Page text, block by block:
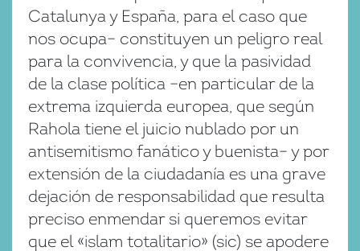
Catalunya y España, para el caso que
nos ocupa– constituyen un peligro real
para la convivencia, y que la pasividad
de la clase política –en particular de la
extrema izquierda europea, que según
Rahola tiene el juicio nublado por un
antisemitismo fanático y buenista– y por
extensión de la ciudadanía es una grave
dejación de responsabilidad que resulta
preciso enmendar si queremos evitar
que el «islam totalitario» (sic) se apodere